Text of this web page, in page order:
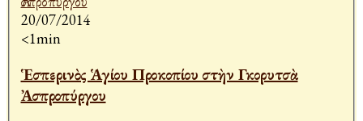
20/07/2014
<1min
Ἑσπερινὸς Ἁγίου Προκοπίου στὴν Γκορυτσὰ
Ἀσπροπύργου